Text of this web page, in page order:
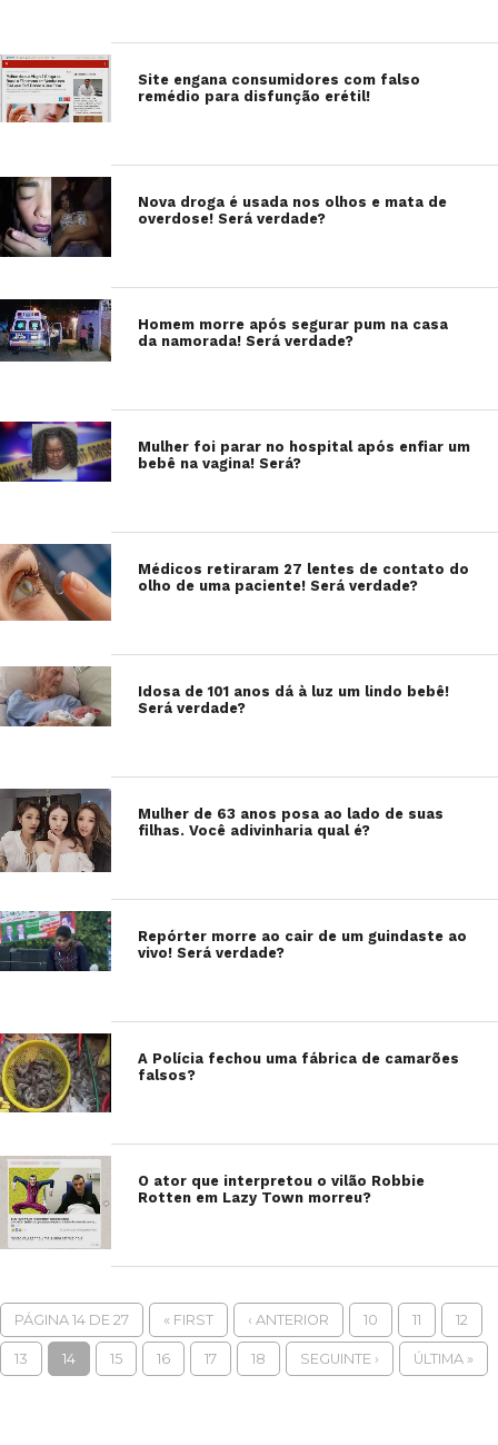
Site engana consumidores com falso
remédio para disfunção erétil!
Nova droga é usada nos olhos e mata de
overdose! Será verdade?
Homem morre após segurar pum na casa
da namorada! Será verdade?
Mulher foi parar no hospital após enfiar um
bebê na vagina! Será?
Médicos retiraram 27 lentes de contato do
olho de uma paciente! Será verdade?
Idosa de 101 anos dá à luz um lindo bebê!
Será verdade?
Mulher de 63 anos posa ao lado de suas
filhas. Você adivinharia qual é?
Repórter morre ao cair de um guindaste ao
vivo! Será verdade?
A Polícia fechou uma fábrica de camarões
falsos?
O ator que interpretou o vilão Robbie
Rotten em Lazy Town morreu?
PÁGINA 14 DE 27 « FIRST ‹ ANTERIOR 10 11 12
13 14 15 16 17 18 SEGUINTE › ÚLTIMA »